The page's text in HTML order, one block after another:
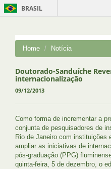
BRASIL
Home Notícia
Doutorado-Sanduíche
internacionalização
09/12/2013
Como forma de incrementar a
conjunta de pesquisadores de
Rio de Janeiro com instituições
ampliar as iniciativas de
pós-graduação (PPG)
quinta-feira, 5 de dezembro, o